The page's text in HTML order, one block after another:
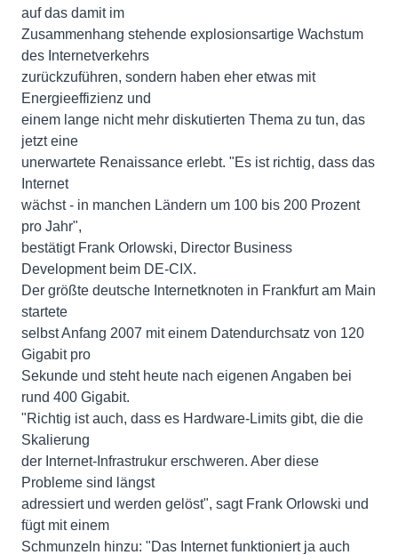
auf das damit im
Zusammenhang stehende explosionsartige Wachstum
des Internetverkehrs
zurückzuführen, sondern haben eher etwas mit
Energieeffizienz und
einem lange nicht mehr diskutierten Thema zu tun, das
jetzt eine
unerwartete Renaissance erlebt. "Es ist richtig, dass das
Internet
wächst - in manchen Ländern um 100 bis 200 Prozent
pro Jahr",
bestätigt Frank Orlowski, Director Business
Development beim DE-CIX.
Der größte deutsche Internetknoten in Frankfurt am Main
startete
selbst Anfang 2007 mit einem Datendurchsatz von 120
Gigabit pro
Sekunde und steht heute nach eigenen Angaben bei
rund 400 Gigabit.
"Richtig ist auch, dass es Hardware-Limits gibt, die die
Skalierung
der Internet-Infrastrukur erschweren. Aber diese
Probleme sind längst
adressiert und werden gelöst", sagt Frank Orlowski und
fügt mit einem
Schmunzeln hinzu: "Das Internet funktioniert ja auch